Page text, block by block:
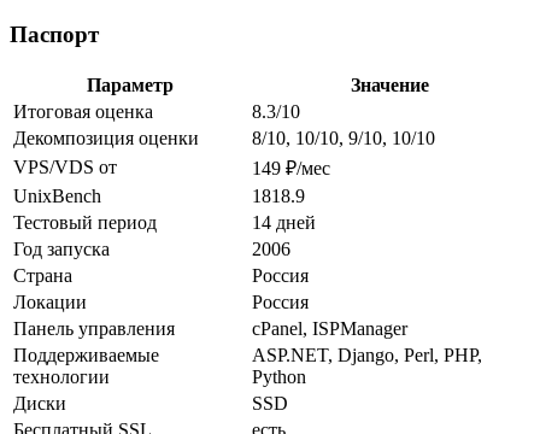
Паспорт
Параметр
Значение
Итоговая оценка
8.3/10
Декомпозиция оценки
8/10, 10/10, 9/10, 10/10
VPS/VDS от
149 ₽/мес
UnixBench
1818.9
Тестовый период
14 дней
Год запуска
2006
Страна
Россия
Локации
Россия
Панель управления
cPanel, ISPManager
Поддерживаемые
технологии
ASP.NET, Django, Perl, PHP,
Python
Диски
SSD
Бесплатный SSL
есть